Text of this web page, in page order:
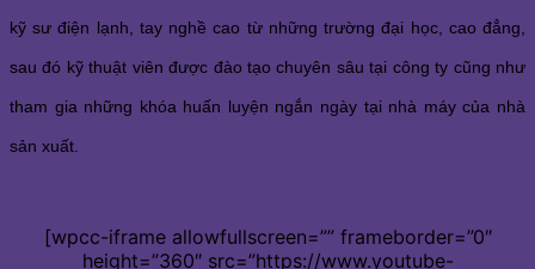
kỹ sư điện lạnh, tay nghề cao từ những trường đại học, cao đẳng,
sau đó kỹ thuật viên được đào tạo chuyên sâu tại công ty cũng như
tham gia những khóa huấn luyện ngắn ngày tại nhà máy của nhà
sản xuất.
[wpcc-iframe allowfullscreen=”” frameborder=”0″
height=”360″ src=”https://www.youtube-